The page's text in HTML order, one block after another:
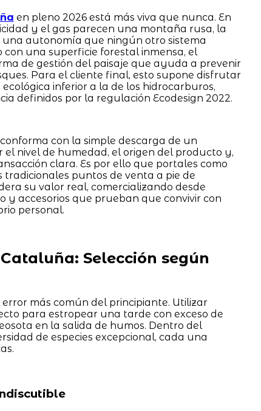
en pleno 2026 está más viva que nunca. En
y el gas parecen una montaña rusa, la
autonomía que ningún otro sistema
con una superficie forestal inmensa, el
de gestión del paisaje que ayuda a prevenir
Para el cliente final, esto supone disfrutar
inferior a la de los hidrocarburos,
definidos por la regulación Ecodesign 2022.
con la simple descarga de un
nivel de humedad, el origen del producto y,
clara. Es por ello que portales como
tradicionales puntos de venta a pie de
su valor real, comercializando desde
y accesorios que prueban que convivir con
personal.
Selección según
más común del principiante. Utilizar
para estropear una tarde con exceso de
en la salida de humos. Dentro del
de especies excepcional, cada una